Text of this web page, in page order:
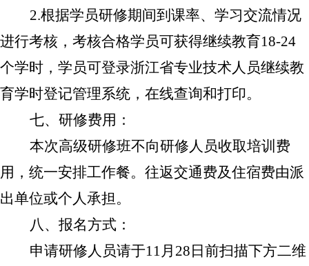
2.根据学员研修期间到课率、学习交流情况
进行考核，考核合格学员可获得继续教育18-24
个学时，学员可登录浙江省专业技术人员继续教
育学时登记管理系统，在线查询和打印。
七、研修费用：
本次高级研修班不向研修人员收取培训费
用，统一安排工作餐。往返交通费及住宿费由派
出单位或个人承担。
八、报名方式：
申请研修人员请于11月 28 日前扫描下方二维